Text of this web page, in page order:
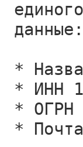
данные:
*
* ИНН
* ОГРН
*